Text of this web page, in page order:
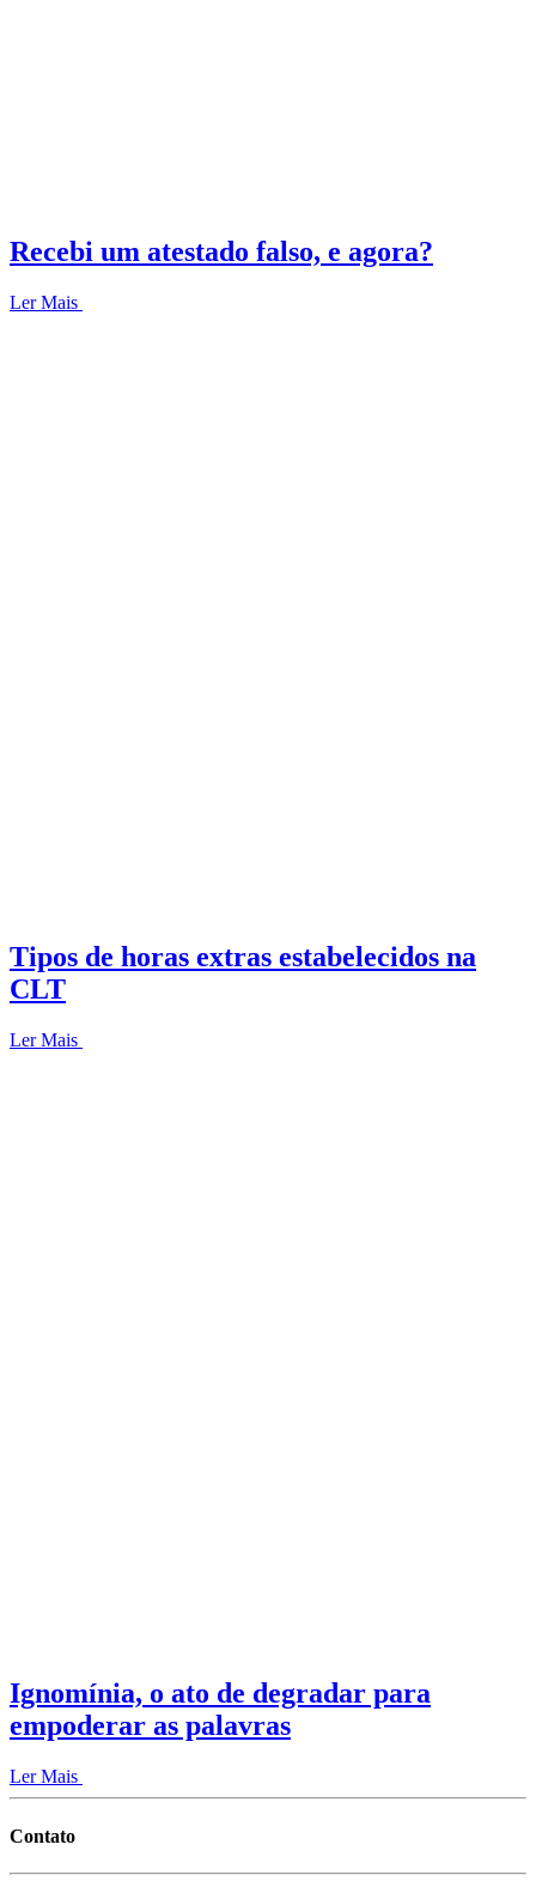
Recebi um atestado falso, e agora?
Ler Mais
Tipos de horas extras estabelecidos na
CLT
Ler Mais
Ignomínia, o ato de degradar para
empoderar as palavras
Ler Mais
Contato